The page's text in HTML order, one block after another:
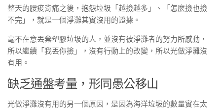
整天的腰痠背痛之後，抱怨垃圾「越撿越多」、「怎麼撿也撿
不完」，就是一個淨灘其實沒用的證據。
毫不在意丟棄塑膠垃圾的人，並沒有被淨灘者的努力所感動，
所以繼續「我丟你撿」，沒有行動上的改變，所以光做淨灘沒
有用。
缺乏通盤考量，形同愚公移山
光做淨灘沒有用的另一個原因，是因為海洋垃圾的數量實在太